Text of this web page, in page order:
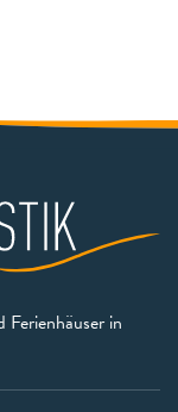
Ferienhäuser in